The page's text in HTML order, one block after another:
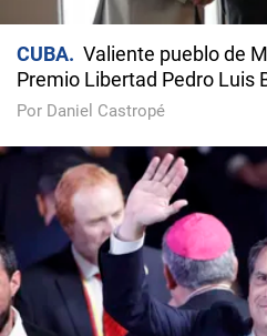
CUBA
Valiente pueblo de
Premio Libertad Pedro Luis
Por Daniel Castropé